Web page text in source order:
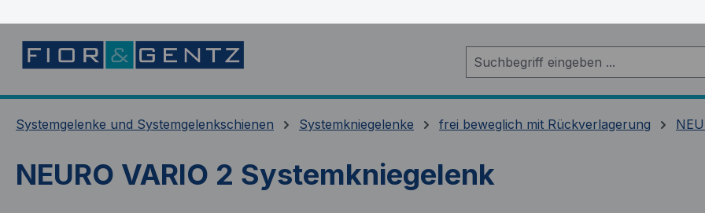
Systemgelenke und Systemgelenkschienen Systemkniegelenke frei beweglich mit Rückverlagerung
NEURO VARIO 2 Systemkniegelenk